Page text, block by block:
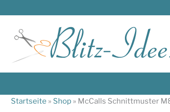
springen
Startseite » Shop » McCalls Schnittmuster